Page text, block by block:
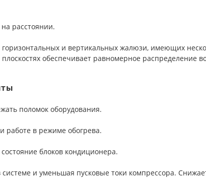
расстоянии.
и вертикальных жалюзи, имеющих
обеспечивает равномерное распределение
поломок оборудования.
работе в режиме обогрева.
блоков кондиционера.
и уменьшая пусковые токи компрессора.